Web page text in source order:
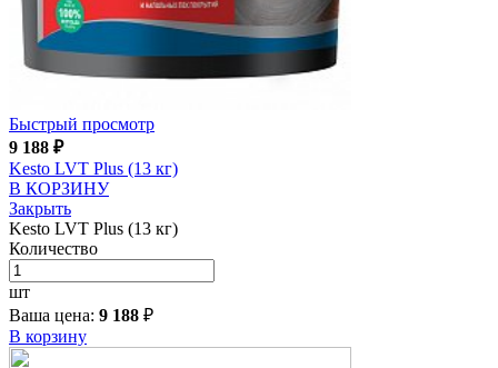
Быстрый просмотр
9 188 ₽
Kesto LVT Plus (13 кг)
В КОРЗИНУ
Закрыть
Kesto LVT Plus (13 кг)
Количество
шт
Ваша цена: 9 188 ₽
В корзину